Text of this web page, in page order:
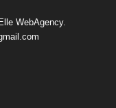
Elle WebAgency.